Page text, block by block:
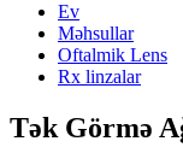
Ev
Məhsullar
Oftalmik Lens
Rx linzalar
Tək Görmə